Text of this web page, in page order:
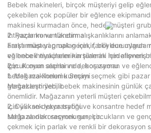
Bebek makineleri, birçok müşteriyi gelip
çekebilen çok popüler bir eğlence
makinesi kurmadan önce, hedef müşteri
ihtiyaçlarını ve tüketim alışkanlıklarını
araştırması yapmak gerekir, böylece uygun
ve bebek makinelerinin türlerini hedeflenen
için.
2. Pazar konumlandırma
Farklı müşteri grupları için, farklı durumlarda
eğlence ihtiyaçlarını karşılamak için
çocuk oyun alanlarında, boş zaman ve
bebek makineleri kurmayı seçmek gibi pazar
gerçekleştirilebilir.
2 、 Konum seçimi ve dekorasyonu
1. Mağaza Konumu Seçimi
Mağazanın yeri, bebek makinesinin günlük
önemlidir. Mağazanın yeterli müşteri
için yüksek yaya trafiği ve konsantre hedef
sahip alanları seçmek gerekir.
2. Dükkan dekorasyonu
Mağaza dekorasyonunun, çocukların ve
çekmek için parlak ve renkli bir dekorasyon